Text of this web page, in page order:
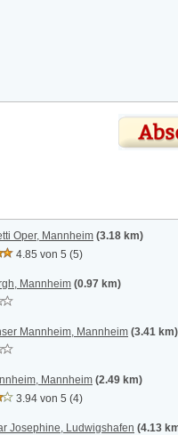
Oper, Mannheim (3.18 km)
4.85 von 5 (5)
Mannheim (0.97 km)
Mannheim, Mannheim (3.41 km)
Mannheim (2.49 km)
3.94 von 5 (4)
Josephine, Ludwigshafen (4.13